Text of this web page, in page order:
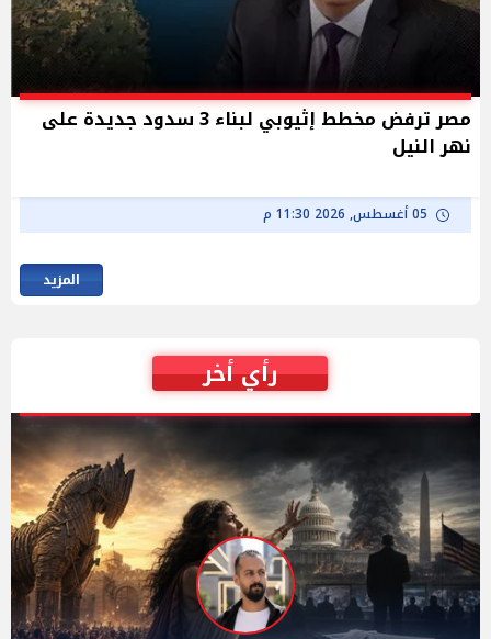
مصر ترفض مخطط إثيوبي لبناء 3 سدود جديدة على
نهر النيل
05 أغسطس, 2026 11:30 م
المزيد
رأي أخر